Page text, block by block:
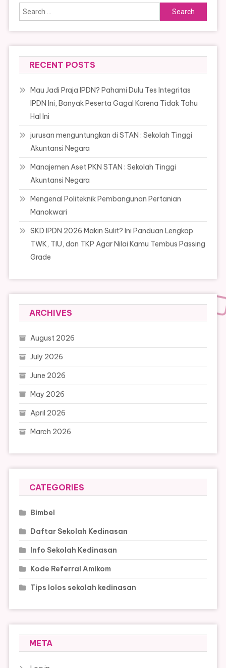
Search
for:
RECENT POSTS
Mau Jadi Praja IPDN? Pahami Dulu Tes Integritas
IPDN Ini, Banyak Peserta Gagal Karena Tidak Tahu
Hal Ini
jurusan menguntungkan di STAN : Sekolah Tinggi
Akuntansi Negara
Manajemen Aset PKN STAN : Sekolah Tinggi
Akuntansi Negara
Mengenal Politeknik Pembangunan Pertanian
Manokwari
SKD IPDN 2026 Makin Sulit? Ini Panduan Lengkap
TWK, TIU, dan TKP Agar Nilai Kamu Tembus Passing
Grade
ARCHIVES
August 2026
July 2026
June 2026
May 2026
April 2026
March 2026
CATEGORIES
Bimbel
Daftar Sekolah Kedinasan
Info Sekolah Kedinasan
Kode Referral Amikom
Tips lolos sekolah kedinasan
META